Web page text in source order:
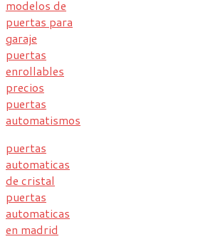
modelos de
puertas para
garaje
puertas
enrollables
precios
puertas
automatismos
puertas
automaticas
de cristal
puertas
automaticas
en madrid